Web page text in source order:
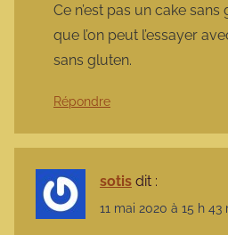
Ce n’est pas un cake
que l’on peut l’essayer
sans gluten.
Répondre
sotis dit :
11 mai 2020 à 15 h 43